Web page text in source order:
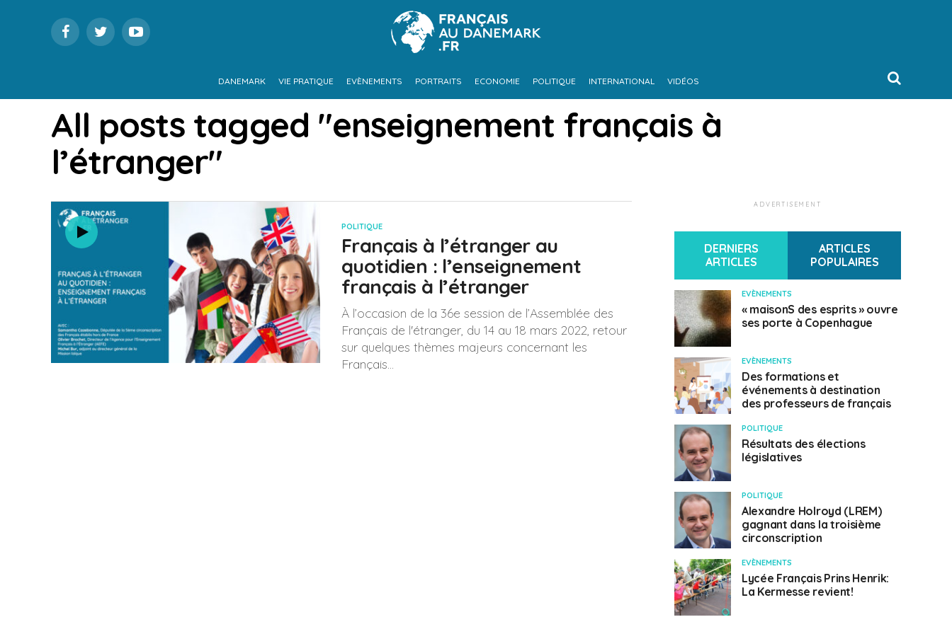
DANEMARK VIE PRATIQUE EVÈNEMENTS PORTRAITS ECONOMIE POLITIQUE INTERNATIONAL VIDÉOS
All posts tagged "enseignement français à
l’étranger"
POLITIQUE
Français à l’étranger au
quotidien : l’enseignement
français à l’étranger
À l’occasion de la 36e session de l’Assemblée des
Français de l'étranger, du 14 au 18 mars 2022, retour
sur quelques thèmes majeurs concernant les
Français...
ADVERTISEMENT
DERNIERS
ARTICLES
ARTICLES
POPULAIRES
EVÈNEMENTS
« maisonS des esprits » ouvre
ses porte à Copenhague
EVÈNEMENTS
Des formations et
événements à destination
des professeurs de français
POLITIQUE
Résultats des élections
législatives
POLITIQUE
Alexandre Holroyd (LREM)
gagnant dans la troisième
circonscription
EVÈNEMENTS
Lycée Français Prins Henrik:
La Kermesse revient!